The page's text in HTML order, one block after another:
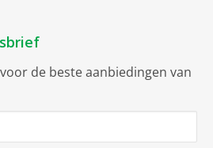
de beste aanbiedingen van